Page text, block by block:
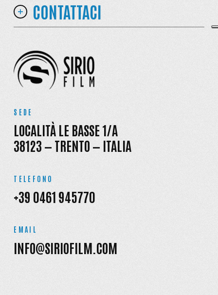
CONTATTACI
SEDE
LOCALITÀ LE BASSE 1/A
38123 — TRENTO — ITALIA
TELEFONO
+39 0461 945770
EMAIL
INFO@SIRIOFILM.COM